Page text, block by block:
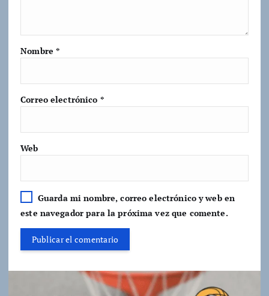
Nombre*
Correo electrónico *
Web
Guarda mi nombre, correo electrónico y web en
este navegador para la próxima vez que comente.